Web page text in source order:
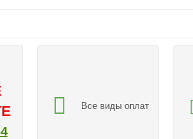
Все виды оплат